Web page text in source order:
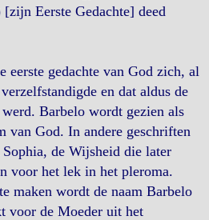
Eerste Gedachte] deed
eerste gedachte van God zich, al
en dat aldus de
Barbelo wordt gezien als
van God. In andere geschriften
de Wijsheid die later
voor het lek in het pleroma.
maken wordt de naam Barbelo
voor de Moeder uit het